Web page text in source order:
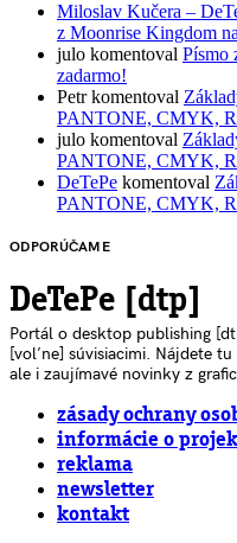
Miloslav Kučera –
z Moonrise Kingdom
julo komentoval Písmo
zadarmo!
Petrkomentoval
PANTONE, CMYK,
julo komentoval
PANTONE, CMYK,
DeTePe komentoval
PANTONE, CMYK,
ODPORÚČAME
DeTePe [dtp]
Portál o desktop publishing
[voľne] súvisiacimi. Nájdete
ale i zaujímavé novinky z
zásady ochrany
informácie o
reklama
newsletter
kontakt